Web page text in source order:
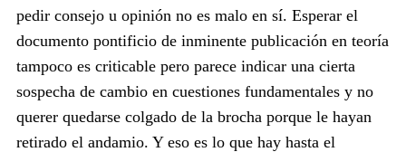
pedir consejo u opinión no es malo en sí. Esperar el
documento pontificio de inminente publicación en teoría
tampoco es criticable pero parece indicar una cierta
sospecha de cambio en cuestiones fundamentales y no
querer quedarse colgado de la brocha porque le hayan
retirado el andamio. Y eso es lo que hay hasta el